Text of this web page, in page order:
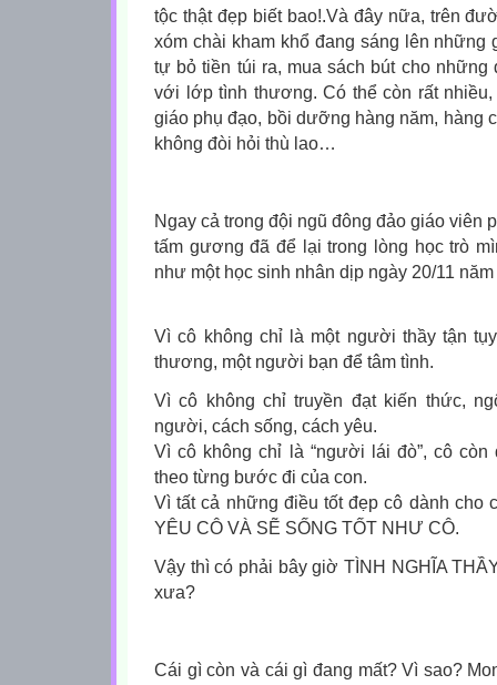
tộc thật đẹp biết bao!.Và đây nữa, trên
xóm chài kham khổ đang sáng lên những
tự bỏ tiền túi ra, mua sách bút cho
với lớp tình thương. Có thể còn rất
giáo phụ đạo, bồi dưỡng hàng năm, hàng
không đòi hỏi thù lao…
Ngay cả trong đội ngũ đông đảo giáo viên
tấm gương đã để lại trong lòng học trò
như một học sinh nhân dịp ngày 20/11
Vì cô không chỉ là một người thầy tận
thương, một người bạn để tâm tình.
Vì cô không chỉ truyền đạt kiến thức,
người, cách sống, cách yêu.
Vì cô không chỉ là “người lái đò”, cô
theo từng bước đi của con.
Vì tất cả những điều tốt đẹp cô dành cho
YÊU CÔ VÀ SẼ SỐNG TỐT NHƯ CÔ.
Vậy thì có phải bây giờ TÌNH NGHĨA
xưa?
Cái gì còn và cái gì đang mất? Vì sao?